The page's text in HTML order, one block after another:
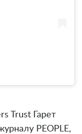
Trust Гарет
PEOPLE,